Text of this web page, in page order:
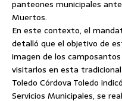
panteones municipales
Muertos.
En este contexto, el
detalló que el objetivo de
imagen de los
visitarlos en esta
Toledo Córdova Toledo
Servicios Municipales, se